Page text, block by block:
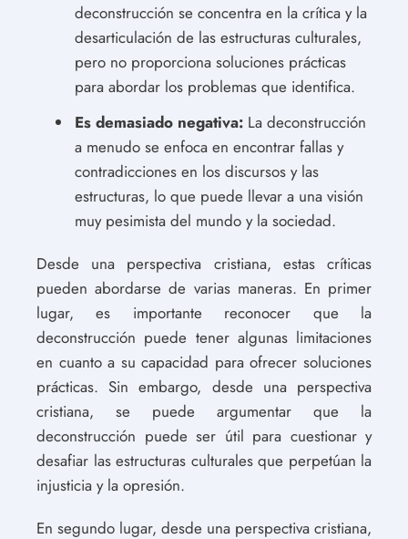
deconstrucción se concentra en la crítica y la
desarticulación de las estructuras culturales,
pero no proporciona soluciones prácticas
para abordar los problemas que identifica.
Es demasiado negativa: La deconstrucción
a menudo se enfoca en encontrar fallas y
contradicciones en los discursos y las
estructuras, lo que puede llevar a una visión
muy pesimista del mundo y la sociedad.
Desde una perspectiva cristiana, estas críticas
pueden abordarse de varias maneras. En primer
lugar, es importante reconocer que la
deconstrucción puede tener algunas limitaciones
en cuanto a su capacidad para ofrecer soluciones
prácticas. Sin embargo, desde una perspectiva
cristiana, se puede argumentar que la
deconstrucción puede ser útil para cuestionar y
desafiar las estructuras culturales que perpetúan la
injusticia y la opresión.
En segundo lugar, desde una perspectiva cristiana,